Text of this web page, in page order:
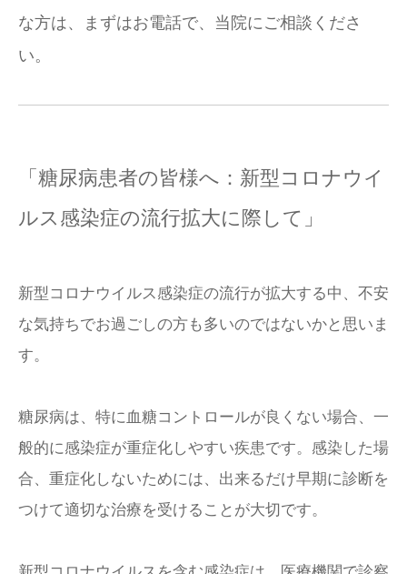
な方は、まずはお電話で、当院にご相談くださ
い。
「糖尿病患者の皆様へ：新型コロナウイ
ルス感染症の流行拡大に際して」
新型コロナウイルス感染症の流行が拡大する中、不安
な気持ちでお過ごしの方も多いのではないかと思いま
す。
糖尿病は、特に血糖コントロールが良くない場合、一
般的に感染症が重症化しやすい疾患です。感染した場
合、重症化しないためには、出来るだけ早期に診断を
つけて適切な治療を受けることが大切です。